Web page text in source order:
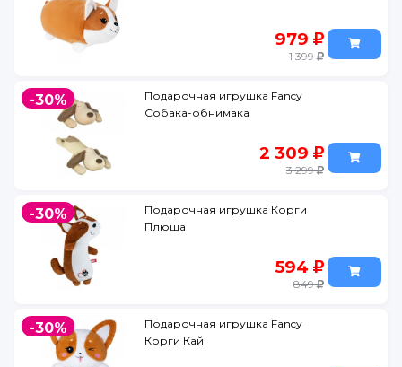
979
1 399
-30%
Подарочная игрушка Fancy
Собака-обнимака
2 309
3 299
-30%
Подарочная игрушка Корги
Плюша
594
849
-30%
Подарочная игрушка Fancy
Корги Кай